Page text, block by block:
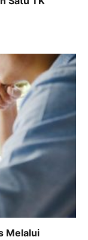
Melalui